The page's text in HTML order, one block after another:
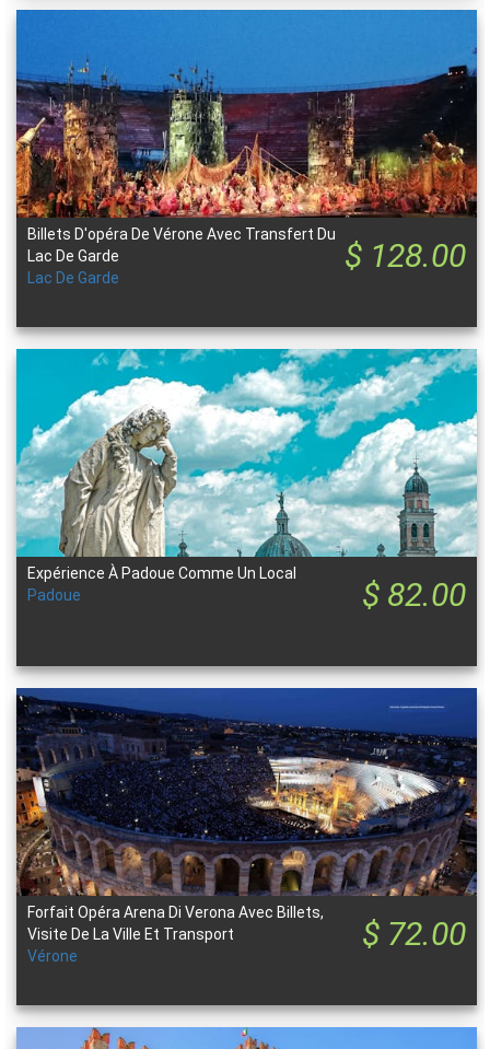
$ 128.00
Billets D'opéra De Vérone Avec Transfert Du
Lac De Garde
Lac De Garde
$ 82.00
Expérience À Padoue Comme Un Local
Padoue
$ 72.00
Forfait Opéra Arena Di Verona Avec Billets,
Visite De La Ville Et Transport
Vérone